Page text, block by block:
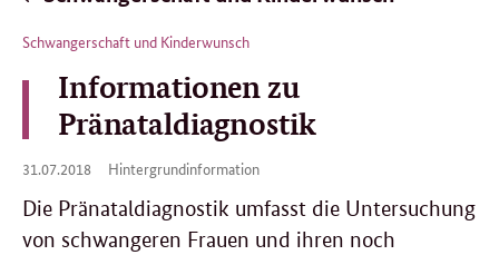
Schwangerschaft und Kinderwunsch
Informationen zu
Pränataldiagnostik
31.07.2018 31.
2018
Hintergrundinformation
Die Pränataldiagnostik umfasst die Untersuchung
von schwangeren Frauen und ihren noch